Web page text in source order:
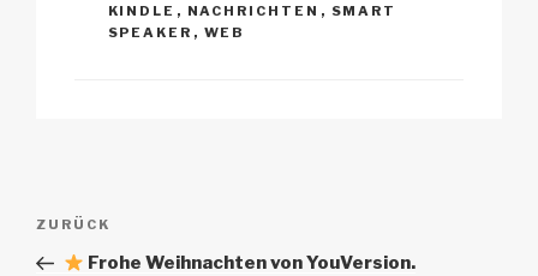
KINDLE , NACHRICHTEN , SMART
SPEAKER , WEB
Beitrags-
Vorheriger
Beitrag
ZURÜCK
Frohe Weihnachten von YouVersion.